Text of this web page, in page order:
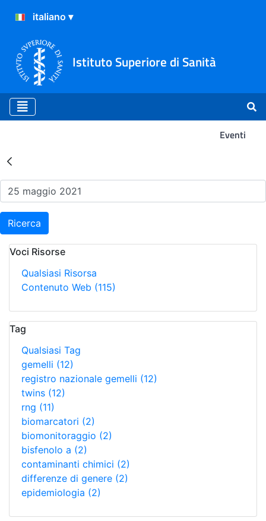
Istituto Superiore di Sanità
Eventi
Risultati della Ricerca -
Ricerca
Voci Risorse
Qualsiasi Risorsa
Contenuto Web (115)
Tag
Qualsiasi Tag
gemelli (12)
registro nazionale gemelli (12)
twins (12)
rng (11)
biomarcatori (2)
biomonitoraggio (2)
bisfenolo a (2)
contaminanti chimici (2)
differenze di genere (2)
epidemiologia (2)